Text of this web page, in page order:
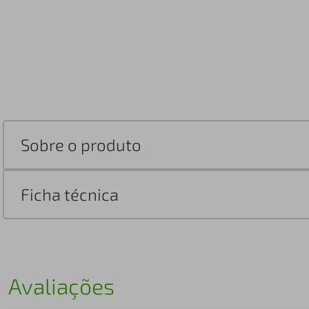
Sobre o produto
Ficha técnica
Avaliações